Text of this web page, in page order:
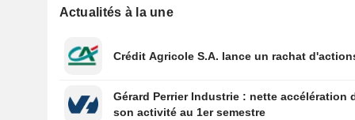
Actualités à la une
Crédit Agricole S.A. lance un rachat
Gérard Perrier Industrie : nette accélération
son activité au 1er semestre